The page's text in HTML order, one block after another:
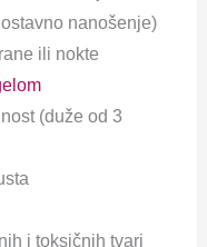
nanošenje)
ili nokte
(duže od 3
i toksičnih tvari